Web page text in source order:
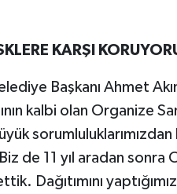
KARŞI
Başkanı Ahmet
kalbi olan Organize
de 11 yıl aradan
Dağıtımını